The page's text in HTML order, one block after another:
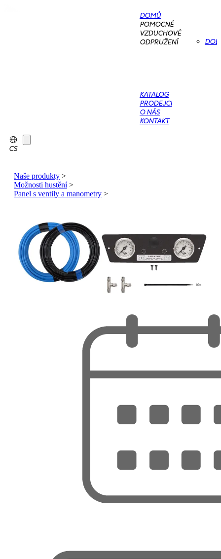
DOMŮ
POMOCNÉ
VZDUCHOVÉ
ODPRUŽENÍ
KATALOG
PRODEJCI
O NÁS
KONTAKT
CS
Naše produkty >
Možnosti hustění>
Panel s ventily a manometry >